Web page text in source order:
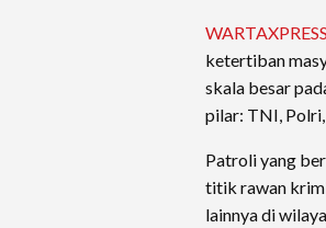
ketertiban
skala besar
pilar: TNI, Polri,
Patroli yang
titik rawan
lainnya di